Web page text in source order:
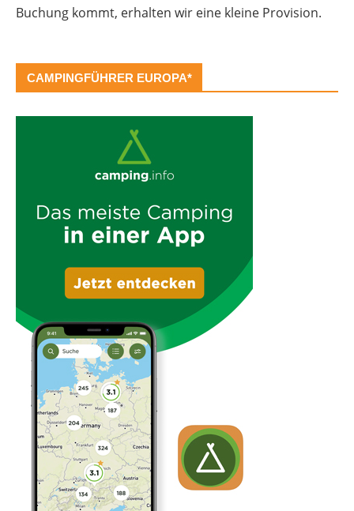
Buchung kommt, erhalten wir eine kleine Provision.
CAMPINGFÜHRER EUROPA*